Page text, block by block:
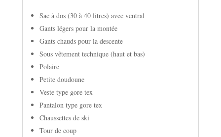
Sac à dos (30 à 40 litres) avec ventral
Gants légers pour la montée
Gants chauds pour la descente
Sous vêtement technique (haut et bas)
Polaire
Petite doudoune
Veste type gore tex
Pantalon type gore tex
Chaussettes de ski
Tour de coup